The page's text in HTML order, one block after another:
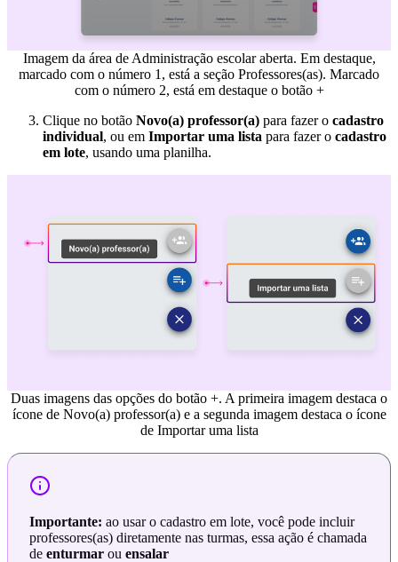
Imagem da área de Administração escolar aberta. Em destaque,
marcado com o número 1, está a seção Professores(as). Marcado
com o número 2, está em destaque o botão +
Clique no botão Novo(a) professor(a) para fazer o cadastro
individual, ou em Importar uma lista para fazer o cadastro
em lote, usando uma planilha.
Duas imagens das opções do botão +. A primeira imagem destaca o
ícone de Novo(a) professor(a) e a segunda imagem destaca o ícone
de Importar uma lista
Importante: ao usar o cadastro em lote, você pode incluir
professores(as) diretamente nas turmas, essa ação é chamada
de enturmar ou ensalar